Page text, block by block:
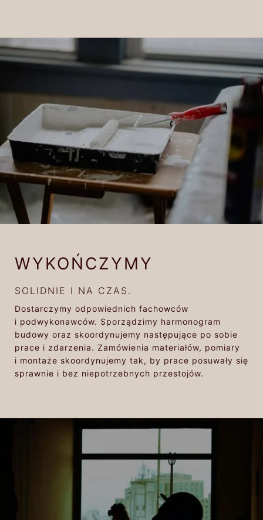
WYKOŃCZYMY
SOLIDNIE I NA CZAS.
Dostarczymy odpowiednich fachowców
i podwykonawców. Sporządzimy harmonogram
budowy oraz skoordynujemy następujące po sobie
prace i zdarzenia. Zamówienia materiałów, pomiary
i montaże skoordynujemy tak, by prace posuwały się
sprawnie i bez niepotrzebnych przestojów.